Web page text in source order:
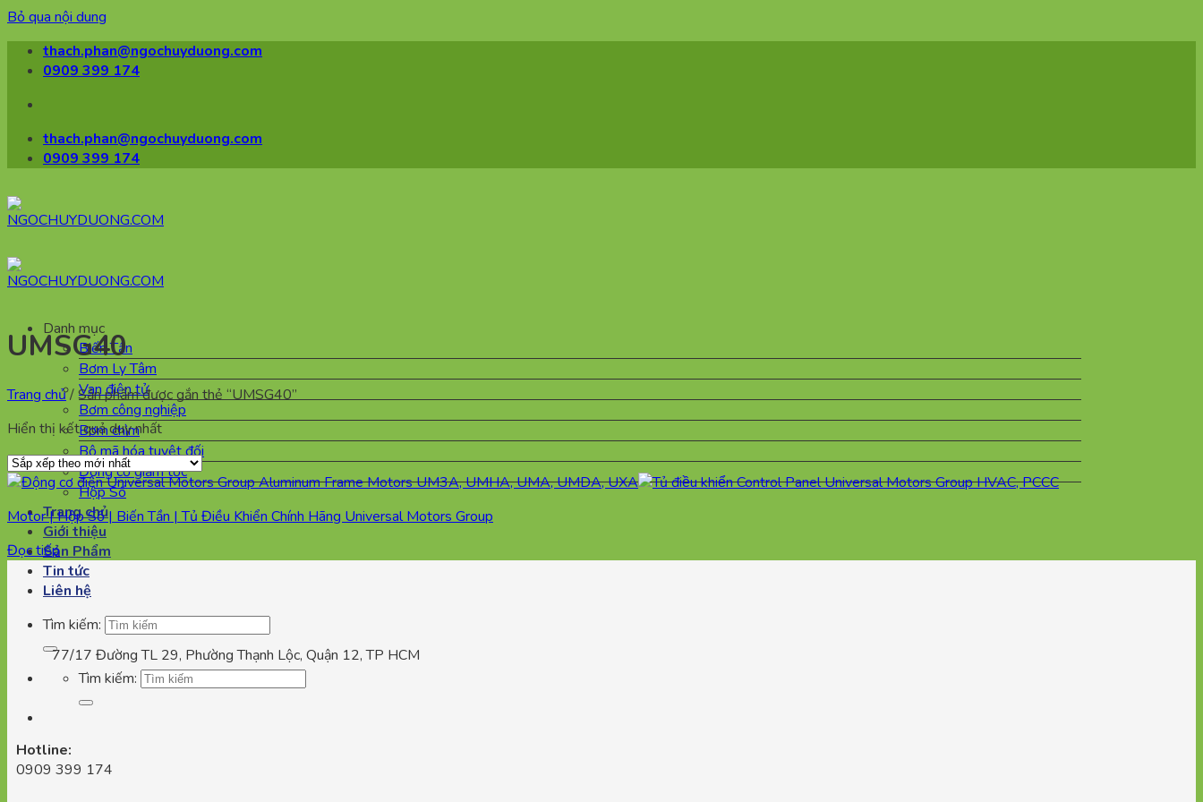
Bỏ qua nội dung
thach.phan@ngochuyduong.com
0909 399 174
thach.phan@ngochuyduong.com
0909 399 174
Danh mục
Biến Tần
Bơm Ly Tâm
Van điện tử
Bơm công nghiệp
Bơm chìm
Bộ mã hóa tuyệt đối
Động cơ giảm tốc
Hộp Số
Trang chủ
Giới thiệu
Sản Phẩm
Tin tức
Liên hệ
Tìm kiếm:
Tìm kiếm:
UMSG40
Trang chủ/Sản phẩm được gắn thẻ “UMSG40”
Hiển thị kết quả duy nhất
Motor | Hộp Số | Biến Tần | Tủ Điều Khiển Chính Hãng Universal Motors Group
Đọc tiếp
77/17 Đường TL 29, Phường Thạnh Lộc, Quận 12, TP HCM
Hotline:
0909 399 174